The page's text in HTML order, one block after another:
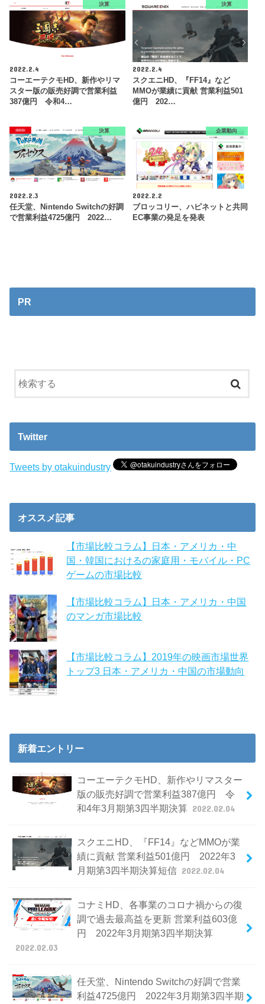
決算
2022.2.4
コーエーテクモHD、新作やリマ
スター版の販売好調で営業利益
387億円 令和4…
決算
2022.2.4
スクエニHD、『FF14』など
MMOが業績に貢献 営業利益501
億円 202…
決算
2022.2.3
任天堂、Nintendo Switchの好調
で営業利益4725億円 2022…
企業動向
2022.2.2
ブロッコリー、ハピネットと共同
EC事業の発足を発表
PR
Twitter
Tweets by otakuindustry
オススメ記事
【市場比較コラム】日本・アメリカ・中
国・韓国におけるの家庭用・モバイル・PC
ゲームの市場比較
【市場比較コラム】日本・アメリカ・中国
のマンガ市場比較
【市場比較コラム】2019年の映画市場世界
トップ3 日本・アメリカ・中国の市場動向
新着エントリー
コーエーテクモHD、新作やリマスター
版の販売好調で営業利益387億円 令
和4年3月期第3四半期決算 2022.02.04
スクエニHD、『FF14』などMMOが業
績に貢献 営業利益501億円 2022年3
月期第3四半期決算短信 2022.02.04
コナミHD、各事業のコロナ禍からの復
調で過去最高益を更新 営業利益603億
円 2022年3月期第3四半期決算
2022.02.03
任天堂、Nintendo Switchの好調で営業
利益4725億円 2022年3月期第3四半期